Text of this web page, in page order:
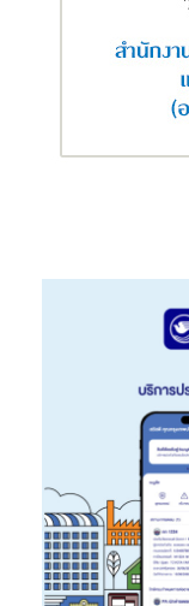
ผ่านระบบ NPS (Net
สูงกว่าค่ามาตรฐานข
ชาตประกันภัย” เป็นที่
3 ประกันวินาศภัยที่อยู่
ผ่านมา มีเบี้ยประกันภั
กว่าอัตราการเติบโต